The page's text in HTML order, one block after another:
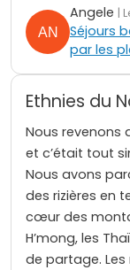
Angele |
Séjours
par les
Ethnies du
Nous revenons
et c’était tout
Nous avons
des rizières en
cœur des
H’mong, les
de partage.